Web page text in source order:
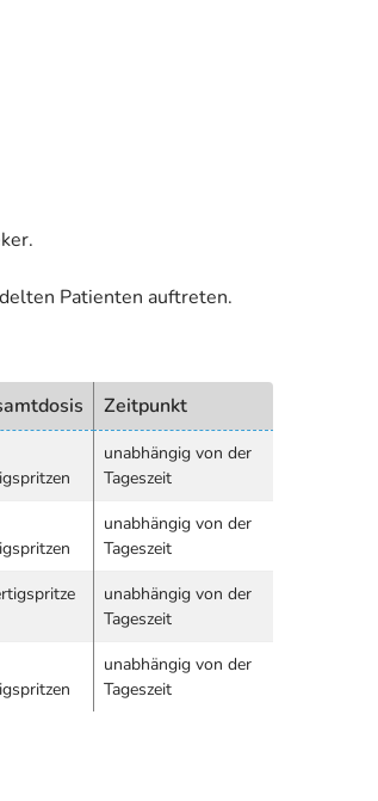
Patienten auftreten.
Zeitpunkt
unabhängig von der
Tageszeit
unabhängig von der
Tageszeit
unabhängig von der
Tageszeit
unabhängig von der
Tageszeit